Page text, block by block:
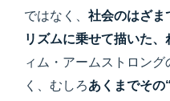
ではなく、 社会のはざま
リズムに乗せて描いた
ィム・アームストロン
く、むしろあくまでその